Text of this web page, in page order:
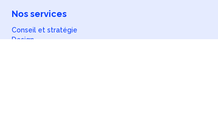
Nos services
Conseil et stratégie
Design